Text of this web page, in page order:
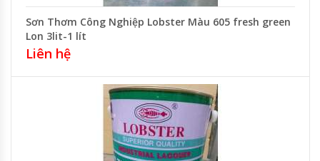
Sơn Thơm Công Nghiệp Lobster Màu 605 fresh green
Lon 3lit-1 lít
Liên hệ